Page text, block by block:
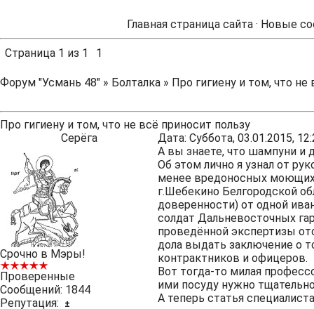
Главная страница сайта · Новые
Страница 1 из 1 1
Форум "Усмань 48" » Болталка » Про гигиену и том, что не
Про гигиену и том, что не всё приносит пользу
Серёга
Дата: Суббота, 03.01.2015,
Срочно в Мэры!
Проверенные
Сообщений: 1844
Репутация:
±
А вы знаете, что шампуни и
Об этом лично я узнал от
менее вредоносных моющих
г.Шебекино Белгородской
доверенности) от одной
солдат Дальневосточных
проведённой экспертизы
дола выдать заключение о
контрактников и офицеров.
Вот тогда-то милая
ими посуду нужно
А теперь статья